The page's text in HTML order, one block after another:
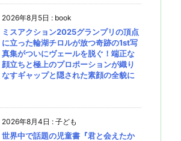
2026年8月5日 : book
ミスアクション2025グランプリの頂点
に立った輪湖チロルが放つ奇跡の1st写
真集がついにヴェールを脱ぐ！端正な
顔立ちと極上のプロポーションが織り
なすギャップと隠された素顔の全貌に
2026年8月4日 : 子ども
世界中で話題の児童書『君と会えたか